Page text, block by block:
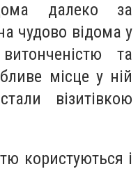
далеко за
чудово відома у
та
місце у ній
візитівкою
користуються і